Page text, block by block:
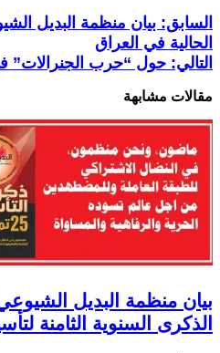
السابق: بيان منظمة البديل
الحالية في العراق
التالي: حول “حرب الجنرالات”
مقالات مشابهة
بيان منظمة البديل
الذكرى السنوية الثامنة